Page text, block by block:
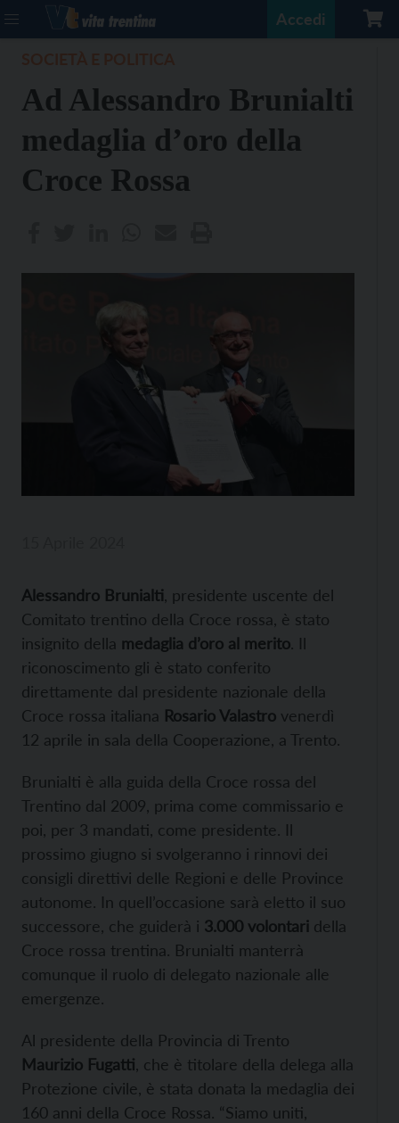
Accedi
Ad Alessandro Brunialti
medaglia d’oro della
Croce Rossa
Alessandro Brunialti , presidente uscente del
Comitato trentino della Croce rossa, è stato
insignito della medaglia d’oro al merito. Il
riconoscimento gli è stato conferito
direttamente dal presidente nazionale della
Croce rossa italiana Rosario Valastro venerdì
12 aprile in sala della Cooperazione, a Trento.
Brunialti è alla guida della Croce rossa del
Trentino dal 2009, prima come commissario e
poi, per 3 mandati, come presidente. Il
prossimo giugno si svolgeranno i rinnovi dei
consigli direttivi delle Regioni e delle Province
autonome. In quell’occasione sarà eletto il suo
successore, che guiderà i 3.000 volontari della
Croce rossa trentina. Brunialti manterrà
comunque il ruolo di delegato nazionale alle
emergenze.
Al presidente della Provincia di Trento
Maurizio Fugatti , che è titolare della delega alla
Protezione civile, è stata donata la medaglia dei
160 anni della Croce Rossa. “Siamo uniti,